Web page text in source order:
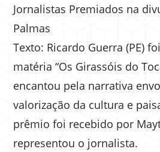
Jornalistas Premiados na
Palmas
Texto: Ricardo Guerra (PE)
matéria “Os Girassóis do
encantou pela narrativa
valorização da cultura e
prêmio foi recebido por
representou o jornalista.